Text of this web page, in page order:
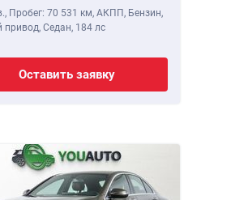
, Пробег: 70 531 км, АКПП, Бензин,
привод, Седан, 184 лс
Оставить заявку